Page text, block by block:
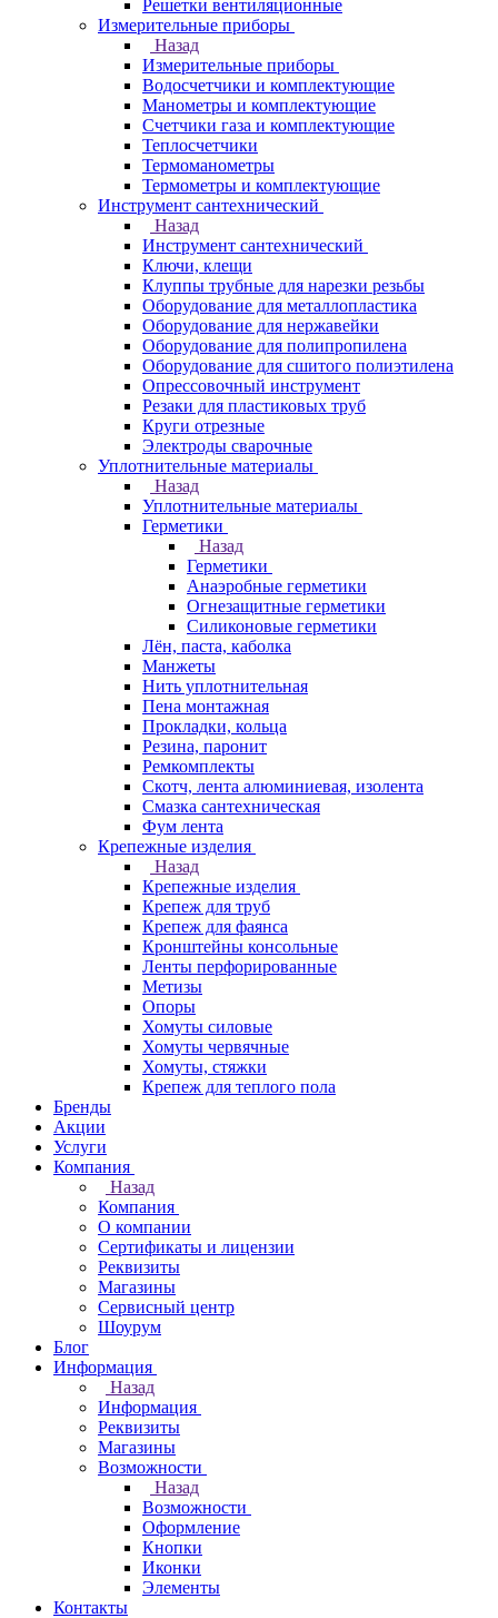
Решетки вентиляционные
Измерительные приборы
Назад
Измерительные приборы
Водосчетчики и комплектующие
Манометры и комплектующие
Счетчики газа и комплектующие
Теплосчетчики
Термоманометры
Термометры и комплектующие
Инструмент сантехнический
Назад
Инструмент сантехнический
Ключи, клещи
Клуппы трубные для нарезки резьбы
Оборудование для металлопластика
Оборудование для нержавейки
Оборудование для полипропилена
Оборудование для сшитого полиэтилена
Опрессовочный инструмент
Резаки для пластиковых труб
Круги отрезные
Электроды сварочные
Уплотнительные материалы
Назад
Уплотнительные материалы
Герметики
Назад
Герметики
Анаэробные герметики
Огнезащитные герметики
Силиконовые герметики
Лён, паста, каболка
Манжеты
Нить уплотнительная
Пена монтажная
Прокладки, кольца
Резина, паронит
Ремкомплекты
Скотч, лента алюминиевая, изолента
Смазка сантехническая
Фум лента
Крепежные изделия
Назад
Крепежные изделия
Крепеж для труб
Крепеж для фаянса
Кронштейны консольные
Ленты перфорированные
Метизы
Опоры
Хомуты силовые
Хомуты червячные
Хомуты, стяжки
Крепеж для теплого пола
Бренды
Акции
Услуги
Компания
Назад
Компания
О компании
Сертификаты и лицензии
Реквизиты
Магазины
Сервисный центр
Шоурум
Блог
Информация
Назад
Информация
Реквизиты
Магазины
Возможности
Назад
Возможности
Оформление
Кнопки
Иконки
Элементы
Контакты